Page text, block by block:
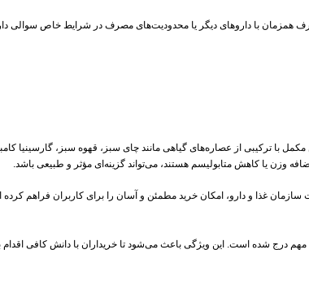
همزمان با داروهای دیگر یا محدودیت‌های مصرف در شرایط خاص سوالی
یا کاهش متابولیسم هستند، می‌تواند گزینه‌ای مؤثر و طبیعی باشد.
غذا و دارو، امکان خرید مطمئن و آسان را برای کاربران فراهم کرده
درج شده است. این ویژگی باعث می‌شود تا خریداران با دانش کافی اقدام